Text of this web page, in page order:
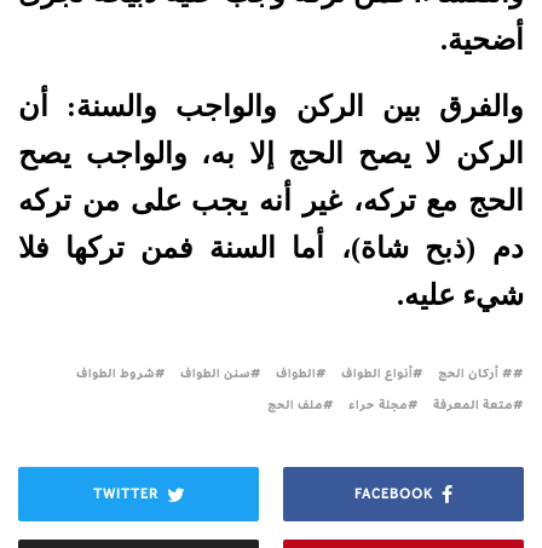
أضحية.
والفرق بين الركن والواجب والسنة: أن
الركن لا يصح الحج إلا به، والواجب يصح
الحج مع تركه، غير أنه يجب على من تركه
دم (ذبح شاة)، أما السنة فمن تركها فلا
شيء عليه.
# أركان الحج أنواع الطواف الطواف سنن الطواف
شروط الطواف
متعة المعرفة
مجلة حراء ملف الحج
FACEBOOK
TWITTER